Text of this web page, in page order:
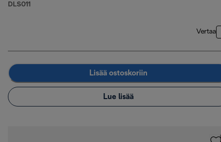
DLS011
Vertaa
Lisää ostoskoriin
Lue lisää